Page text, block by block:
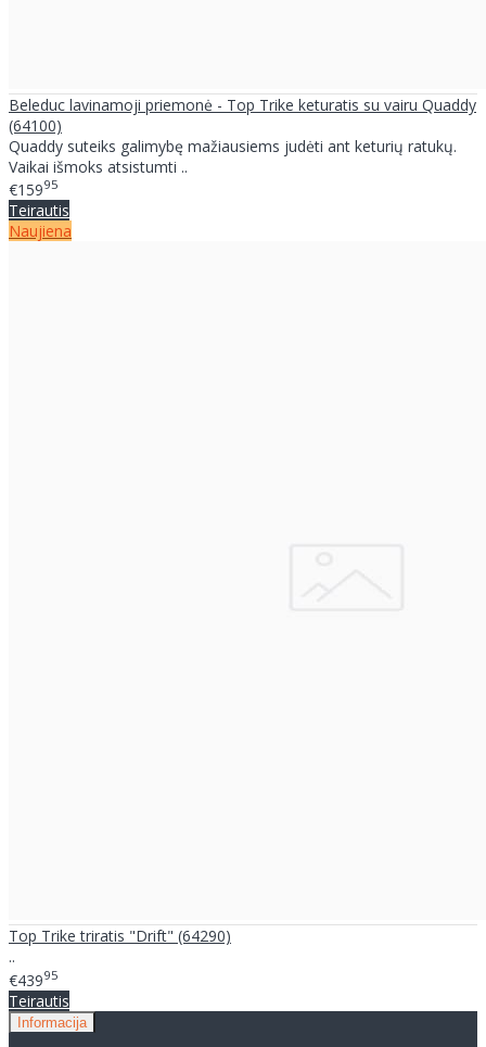
Beleduc lavinamoji priemonė - Top Trike keturatis su vairu Quaddy
(64100)
Quaddy suteiks galimybę mažiausiems judėti ant keturių ratukų.
Vaikai išmoks atsistumti ..
€15995
Teirautis
Naujiena
Top Trike triratis "Drift" (64290)
..
€43995
Teirautis
Informacija